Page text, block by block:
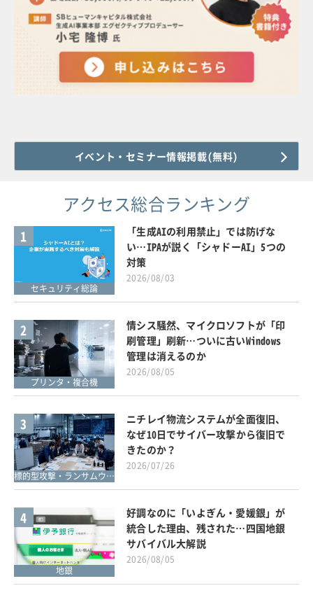
イベント・セミナー情報掲載(無料)
アクセス総合ランキング
1
セキュリティ総論
「生成AIの利用禁止」では防げな
い…IPAが説く「シャドーAI」5つの
対策
2026/08/03
2
プリンタ・複合機
情シス騒然、マイクロソフトが「印
刷管理」刷新…ついに古いWindows
管理は消えるのか
2026/08/05
3
標的型攻撃・ランサムウェア対策
ニチレイ物流システムが全面復旧、
なぜ10日でサイバー攻撃から復旧で
きたのか？
2026/07/26
4
地銀
好調なのに「いよぎん・愛媛銀」が
統合した理由、残された…四国地銀
サバイバル大解説
2026/08/05